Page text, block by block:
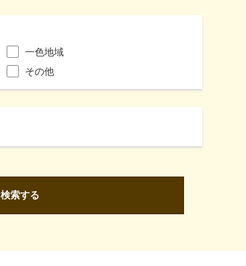
一色地域
その他
検索する